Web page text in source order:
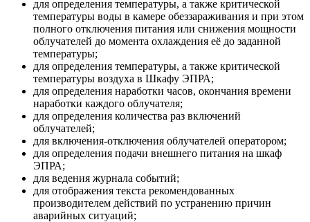
для определения температуры, а также критической
температуры воды в камере обеззараживания и при этом
полного отключения питания или снижения мощности
облучателей до момента охлаждения её до заданной
температуры;
для определения температуры, а также критической
температуры воздуха в Шкафу ЭПРА;
для определения наработки часов, окончания времени
наработки каждого облучателя;
для определения количества раз включений
облучателей;
для включения-отключения облучателей оператором;
для определения подачи внешнего питания на шкаф
ЭПРА;
для ведения журнала событий;
для отображения текста рекомендованных
производителем действий по устранению причин
аварийных ситуаций;